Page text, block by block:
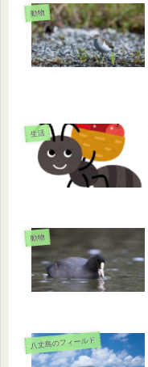
動物
生活
動物
八丈島のフィールド